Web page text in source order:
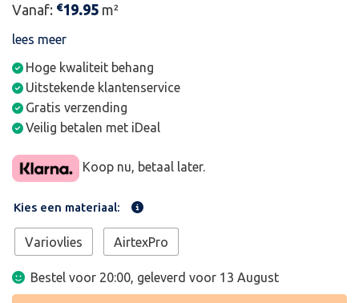
Vanaf: €19.95 m²
lees meer
Hoge kwaliteit behang
Uitstekende klantenservice
Gratis verzending
Veilig betalen met iDeal
Koop nu, betaal later.
Kies een materiaal:
Variovlies AirtexPro
Bestel voor 20:00, geleverd voor 13 August